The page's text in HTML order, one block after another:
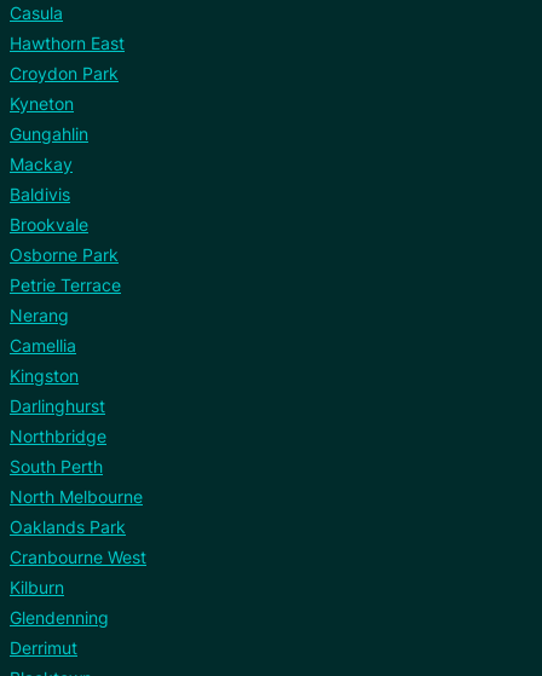
Casula
Hawthorn East
Croydon Park
Kyneton
Gungahlin
Mackay
Baldivis
Brookvale
Osborne Park
Petrie Terrace
Nerang
Camellia
Kingston
Darlinghurst
Northbridge
South Perth
North Melbourne
Oaklands Park
Cranbourne West
Kilburn
Glendenning
Derrimut